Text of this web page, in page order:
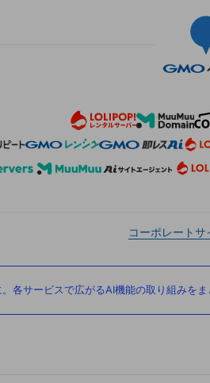
コーポレートサ
各サービスで広がるAI機能の取り組みをま